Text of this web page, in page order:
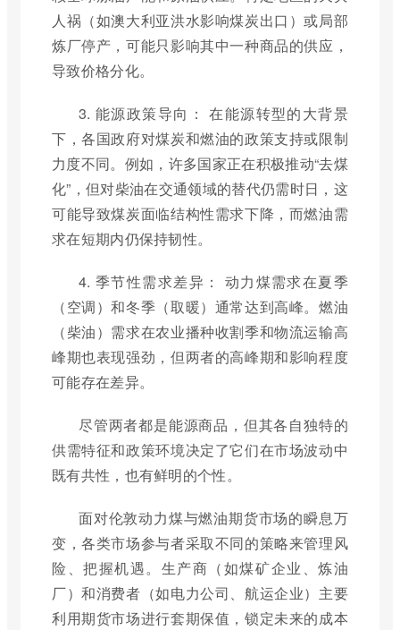
人祸（如澳大利亚洪水影响煤炭出口）或局部
炼厂停产，可能只影响其中一种商品的供应，
导致价格分化。
3. 能源政策导向： 在能源转型的大背景
下，各国政府对煤炭和燃油的政策支持或限制
力度不同。例如，许多国家正在积极推动“去煤
化”，但对柴油在交通领域的替代仍需时日，这
可能导致煤炭面临结构性需求下降，而燃油需
求在短期内仍保持韧性。
4. 季节性需求差异： 动力煤需求在夏季
（空调）和冬季（取暖）通常达到高峰。燃油
（柴油）需求在农业播种收割季和物流运输高
峰期也表现强劲，但两者的高峰期和影响程度
可能存在差异。
尽管两者都是能源商品，但其各自独特的
供需特征和政策环境决定了它们在市场波动中
既有共性，也有鲜明的个性。
面对伦敦动力煤与燃油期货市场的瞬息万
变，各类市场参与者采取不同的策略来管理风
险、把握机遇。生产商（如煤矿企业、炼油
厂）和消费者（如电力公司、航运企业）主要
利用期货市场进行套期保值，锁定未来的成本